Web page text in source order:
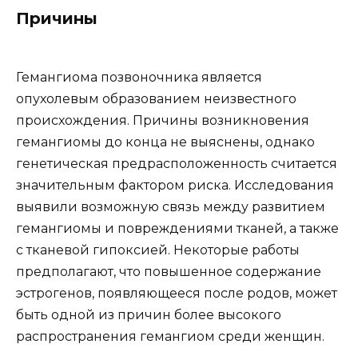
Причины
Гемангиома позвоночника является
опухолевым образованием неизвестного
происхождения. Причины возникновения
гемангиомы до конца не выяснены, однако
генетическая предрасположенность считается
значительным фактором риска. Исследования
выявили возможную связь между развитием
гемангиомы и повреждениями тканей, а также
с тканевой гипоксией. Некоторые работы
предполагают, что повышенное содержание
эстрогенов, появляющееся после родов, может
быть одной из причин более высокого
распространения гемангиом среди женщин.